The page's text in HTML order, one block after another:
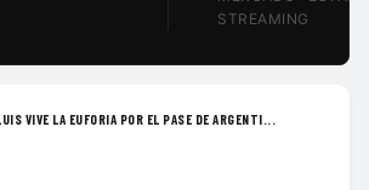
STREAMING
VIVE LA EUFORIA POR EL PASE DE ARGENTI...